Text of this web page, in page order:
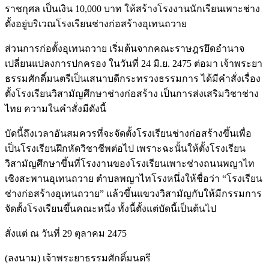
ราชกุศล เป็นเงิน 10,000 บาท ให้สร้างโรงงานนักเรียนเพาะช่าง
ตั้งอยู่บริเวณโรงเรียนช่างก่อสร้างอุเทนถวาย
ส่วนการก่อตั้งอุเทนถวาย เริ่มต้นจากคณะราษฎรยึดอำนาจ
เปลี่ยนแปลงการปกครอง ในวันที่ 24 มิ.ย. 2475 ต่อมา เจ้าพระยา
ธรรมศักดิ์มนตรีเป็นเสนาบดีกระทรวงธรรมการ ได้มีคำสั่งเรื่อง
ตั้งโรงเรียนวิสามัญศึกษาช่างก่อสร้าง เป็นการส่งเสริมวิชาช่าง
ไทย ความในคำสั่งมีดังนี้
บัดนี้ถึงเวลาอันสมควรที่จะจัดตั้งโรงเรียนช่างก่อสร้างขึ้นเพื่อ
เป็นโรงเรียนฝึกหัดวิชาชีพต่อไป เพราะฉะนั้นให้ตั้งโรงเรียน
วิสามัญศึกษาขึ้นที่โรงงานของโรงเรียนเพาะช่างถนนพญาไท
เชิงสะพานอุเทนถวาย ตำบลพญาไทโรงหนึ่งให้ชื่อว่า “โรงเรียน
ช่างก่อสร้างอุเทนถวาย” แล้วขึ้นแขวงวิสามัญกับให้มีกรรมการ
จัดตั้งโรงเรียนขึ้นคณะหนึ่ง ทั้งนี้ตั้งแต่บัดนี้เป็นต้นไป
สั่งแต่ ณ วันที่ 29 ตุลาคม 2475
(ลงนาม) เจ้าพระยาธรรมศักดิ์มนตรี